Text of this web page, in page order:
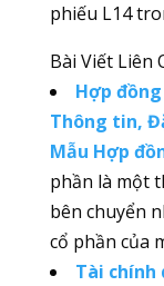
phiếu L14
Bài Viết Liên
Hợp
Thông tin,
Mẫu Hợp
phần là một
bên chuyển
cổ phần của
Tài chính